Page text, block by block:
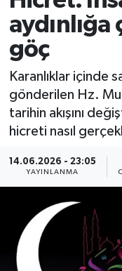
aydınlığa
göç
Karanlıklar içinde
gönderilen Hz.
tarihin akışını
hicreti nasıl
14.06.2026 - 23:05
YAYINLANMA
Ağrı Müftülüğü
Aksaray
Amasya
Antalya
Ardahan
Artvin
Gündem
#Keşfet
Biyografiler
Dini kavramlar
Diyanet Bilgi
Diyanet
Hadislerle
Kudüs
Kurban
Basında
DİYANET
TDV
Hutbeler
DİYANET
Ankara
Trafik Durumu
Süper Lig
Tüm Manşetler
Haber Arşivi